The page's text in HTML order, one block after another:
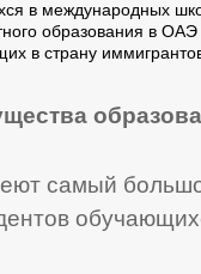
в международных
образования в
в страну
самый